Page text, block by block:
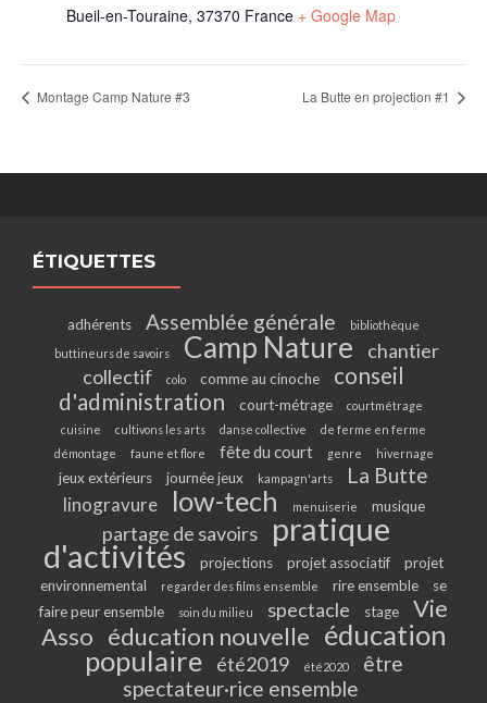
Bueil-en-Touraine, 37370 France + Google Map
Montage Camp Nature #3 La Butte en projection #1
ÉTIQUETTES
adhérents Assemblée générale
bibliothèque
buttineurs de savoirs
Camp Nature
chantier
collectif
colo comme au cinoche
conseil
d'administration
court-métrage
courtmétrage
cuisine
cultivons les arts danse collective
de ferme en ferme
démontage
faune et flore fête du court genre hivernage
jeux extérieurs journée jeux kampagn'arts La Butte
linogravure low-tech menuiserie musique
partage de savoirs pratique
d'activités projections projet associatif
projet
environnemental
regarder des films ensemble rire ensemble
se
faire peur ensemble
soin du milieu spectacle stage
Vie
Asso éducation nouvelle éducation
populaire
été2019 été2020
être
spectateur·rice ensemble